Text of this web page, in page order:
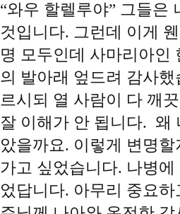
“와우 할렐루야” 그들은
것입니다. 그런데 이게
명 모두인데 사마리아인
의 발아래 엎드려 감사
르시되 열 사람이 다 깨
잘 이해가 안 됩니다. 왜
았을까요. 이렇게 변명
가고 싶었습니다. 나병
었답니다. 아무리 중요